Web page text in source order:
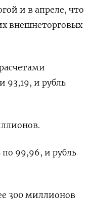
и в апреле, что
внешнеторговых
93,19, и рубль
по 99,96, и рубль
300 миллионов